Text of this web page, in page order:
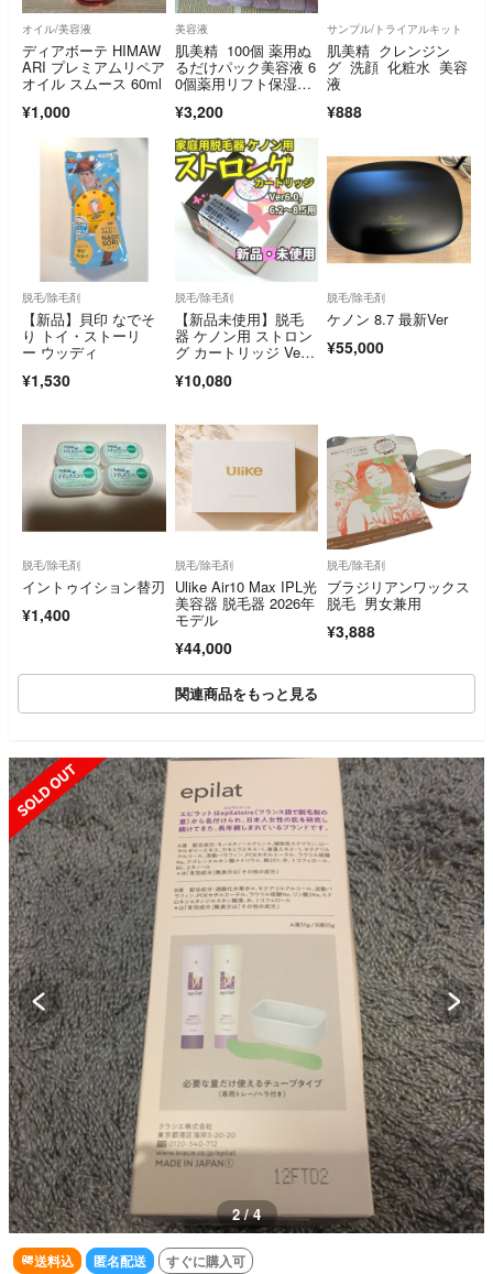
オイル/美容液
ディアボーテ HIMAW
ARI プレミアムリペア
オイル スムース 60ml
¥1,000
美容液
肌美精 100個 薬用ぬ
るだけパック美容液 6
0個薬用リフト保湿化
¥3,200
サンプル/トライアルキット
肌美精 クレンジン
グ 洗顔 化粧水 美容
液
¥888
脱毛/除毛剤
【新品】貝印 なでそ
り トイ・ストーリ
ー ウッディ
¥1,530
脱毛/除毛剤
【新品未使用】脱毛
器 ケノン用 ストロン
グ カートリッジ Ver6.
¥10,080
脱毛/除毛剤
ケノン 8.7 最新Ver
¥55,000
脱毛/除毛剤
イントゥイション替刃
¥1,400
脱毛/除毛剤
Ulike Air10 Max IPL光
美容器 脱毛器 2026年
モデル
¥44,000
脱毛/除毛剤
ブラジリアンワックス
脱毛 男女兼用
¥3,888
関連商品をもっと見る
SOLD OUT
3 / 4
送料込 匿名配送 すぐに購入可